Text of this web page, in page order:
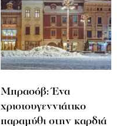
Μπρασόβ: Ένα
χριστουγεννιάτικο
παραμύθι στην καρδιά